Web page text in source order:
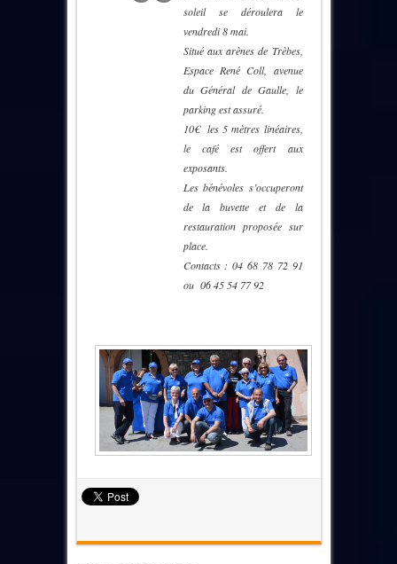
soleil se déroulera le
vendredi 8 mai.
Situé aux arènes de Trèbes,
Espace René Coll, avenue
du Général de Gaulle, le
parking est assuré.
10€ les 5 mètres linéaires,
le café est offert aux
exposants.
Les bénévoles s’occuperont
de la buvette et de la
restauration proposée sur
place.
Contacts : 04 68 78 72 91
ou 06 45 54 77 92